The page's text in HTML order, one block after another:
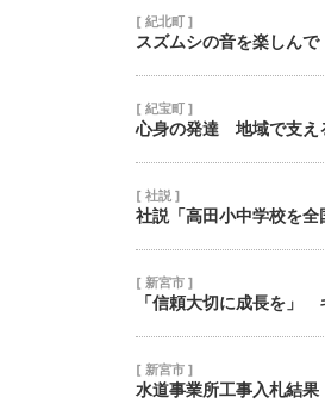
[ 紀北町 ]
スズムシの音を楽しん
[ 紀宝町 ]
心身の発達 地域で支
[ 社説 ]
社説「高田小中学校を全
[ 新宮市 ]
「信頼大切に成長を」
[ 新宮市 ]
水道事業所工事入札結果